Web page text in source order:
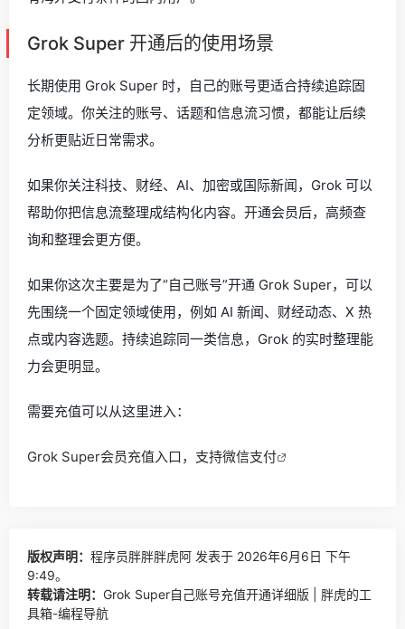
Grok Super 开通后的使用场景
长期使用 Grok Super 时，自己的账号更适合持续追踪固
定领域。你关注的账号、话题和信息流习惯，都能让后续
分析更贴近日常需求。
如果你关注科技、财经、AI、加密或国际新闻，Grok 可以
帮助你把信息流整理成结构化内容。开通会员后，高频查
询和整理会更方便。
如果你这次主要是为了“自己账号”开通 Grok Super，可以
先围绕一个固定领域使用，例如 AI 新闻、财经动态、X 热
点或内容选题。持续追踪同一类信息，Grok 的实时整理能
力会更明显。
需要充值可以从这里进入：
Grok Super会员充值入口，支持微信支付
版权声明： 程序员胖胖胖虎阿 发表于 2026年6月6日 下午
9:49。
转载请注明： Grok Super自己账号充值开通详细版 | 胖虎的工
具箱-编程导航